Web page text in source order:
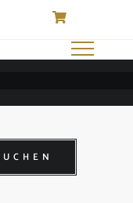
Toggle
navigation